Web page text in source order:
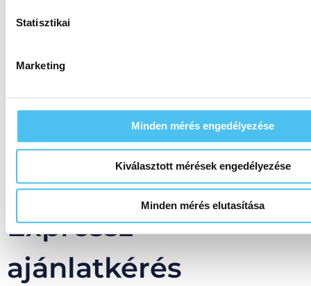
Statisztikai
Marketing
Minden mérés engedélyezése
Kiválasztott mérések engedélyezése
Minden mérés elutasítása
szállítószalagon keresztül
Aprítás a forgácsok között a forgó és a
A forgács hosszának korlátozása a
különböző lyukméretű, perforált lemezzel
és a forgácsot visszatartó szűrőbetéttel
Expressz
ajánlatkérés